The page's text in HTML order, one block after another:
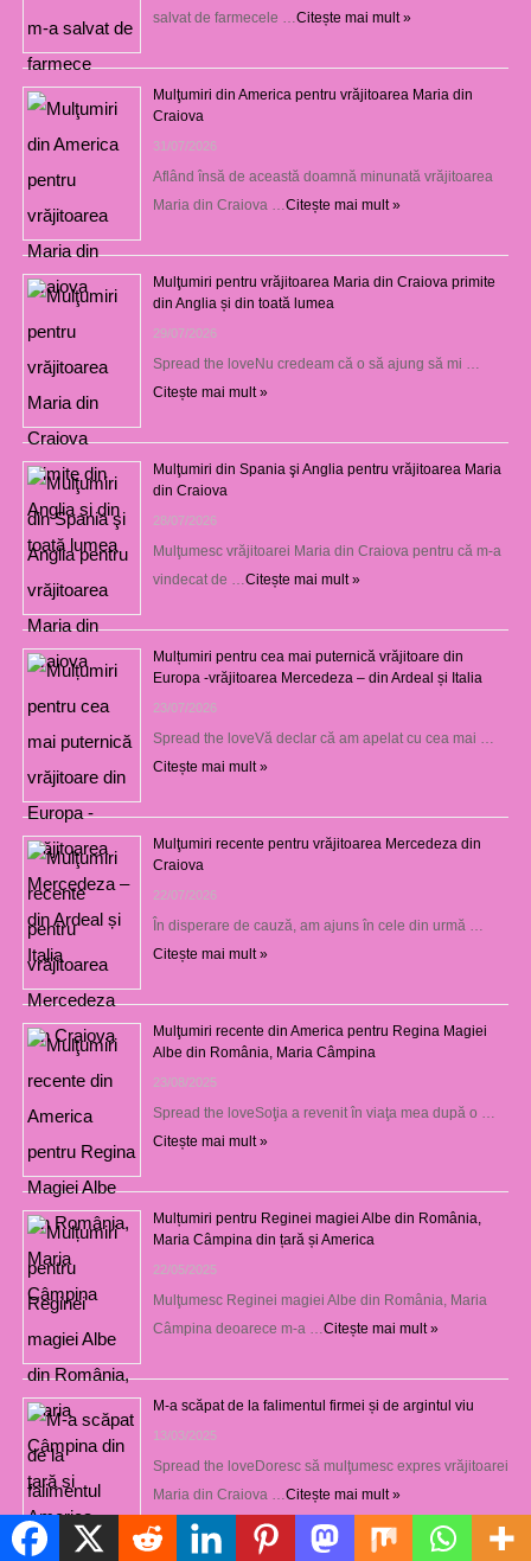
salvat de farmecele …Citește mai mult »
Mulţumiri din America pentru vrăjitoarea Maria din
Craiova
31/07/2026
Aflând însă de această doamnă minunată vrăjitoarea
Maria din Craiova …Citește mai mult »
Mulţumiri pentru vrăjitoarea Maria din Craiova primite
din Anglia și din toată lumea
29/07/2026
Spread the loveNu credeam că o să ajung să mi …
Citește mai mult »
Mulţumiri din Spania şi Anglia pentru vrăjitoarea Maria
din Craiova
28/07/2026
Mulţumesc vrăjitoarei Maria din Craiova pentru că m-a
vindecat de …Citește mai mult »
Mulțumiri pentru cea mai puternică vrăjitoare din
Europa -vrăjitoarea Mercedeza – din Ardeal și Italia
23/07/2026
Spread the loveVă declar că am apelat cu cea mai …
Citește mai mult »
Mulţumiri recente pentru vrăjitoarea Mercedeza din
Craiova
22/07/2026
În disperare de cauză, am ajuns în cele din urmă …
Citește mai mult »
Mulţumiri recente din America pentru Regina Magiei
Albe din România, Maria Câmpina
23/08/2025
Spread the loveSoţia a revenit în viaţa mea după o …
Citește mai mult »
Mulțumiri pentru Reginei magiei Albe din România,
Maria Câmpina din țară și America
22/05/2025
Mulţumesc Reginei magiei Albe din România, Maria
Câmpina deoarece m-a …Citește mai mult »
M-a scăpat de la falimentul firmei și de argintul viu
13/03/2025
Spread the loveDoresc să mulţumesc expres vrăjitoarei
Maria din Craiova …Citește mai mult »
Politică de cookie-uri